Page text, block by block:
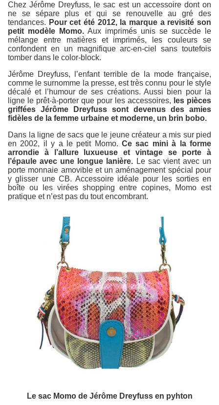
Chez Jérôme Dreyfuss, le sac est un accessoire dont on
ne se sépare plus et qui se renouvelle au gré des
tendances. Pour cet été 2012, la marque a revisité son
petit modèle Momo. Aux imprimés unis se succède le
mélange entre matières et imprimés, les couleurs se
confondent en un magnifique arc-en-ciel sans toutefois
tomber dans le color-block.
Jérôme Dreyfuss, l’enfant terrible de la mode française,
comme le surnomme la presse, est très connu pour le style
décalé et l’humour de ses créations. Aussi bien pour la
ligne le prêt-à-porter que pour les accessoires, les pièces
griffées Jérôme Dreyfuss sont devenus des amies
fidèles de la femme urbaine et moderne, un brin bobo.
Dans la ligne de sacs que le jeune créateur a mis sur pied
en 2002, il y a le petit Momo.Ce sac mini à la forme
arrondie à l’allure luxueuse et vintage se porte à
l’épaule avec une longue lanière. Le sac vient avec un
porte monnaie amovible et un aménagement spécial pour
y glisser une CB. Accessoire idéale pour les sorties en
boîte ou les virées shopping entre copines, Momo est
pratique et n’est pas du tout encombrant.
Le sac Momo de Jérôme Dreyfuss en pyhton